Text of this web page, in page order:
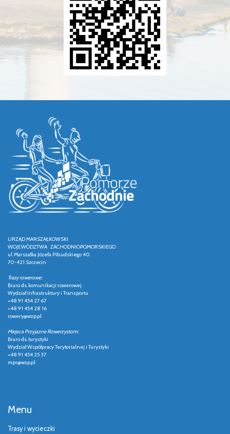
URZĄD MARSZAŁKOWSKI
WOJEWÓDZTWA ZACHODNIOPOMORSKIEGO
ul. Marszałka Józefa Piłsudskiego 40
70-421 Szczecin
Trasy rowerowe:
Biuro ds. komunikacji rowerowej
Wydział Infrastruktury i Transportu
+48 91 454 27 67
+48 91 454 28 16
rowery@wzp.pl
Miejsca Przyjazne Rowerzystom:
Biuro ds. turystyki
Wydział Współpracy Terytorialnej i Turystyki
+48 91 454 25 37
mpr@wzp.pl
Menu
Trasy i wycieczki